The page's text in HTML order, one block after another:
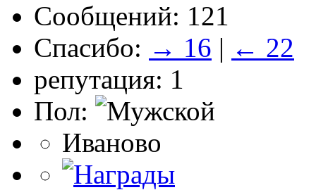
Сообщений: 121
Спасибо: → 16 | ← 22
репутация: 1
Пол:
Иваново